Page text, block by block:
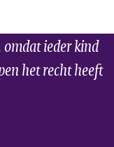
ieder kind
het recht heeft